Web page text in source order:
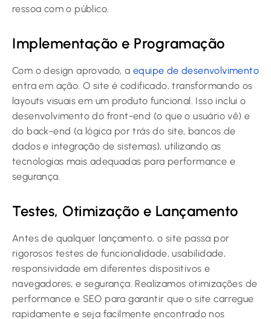
ressoa com o público.
Implementação e Programação
Com o design aprovado, a equipe de desenvolvimento
entra em ação. O site é codificado, transformando os
layouts visuais em um produto funcional. Isso inclui o
desenvolvimento do front-end (o que o usuário vê) e
do back-end (a lógica por trás do site, bancos de
dados e integração de sistemas), utilizando as
tecnologias mais adequadas para performance e
segurança.
Testes, Otimização e Lançamento
Antes de qualquer lançamento, o site passa por
rigorosos testes de funcionalidade, usabilidade,
responsividade em diferentes dispositivos e
navegadores, e segurança. Realizamos otimizações de
performance e SEO para garantir que o site carregue
rapidamente e seja facilmente encontrado nos